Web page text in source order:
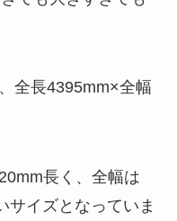
全長4395mm×全幅
長く、全幅は
サイズとなっていま